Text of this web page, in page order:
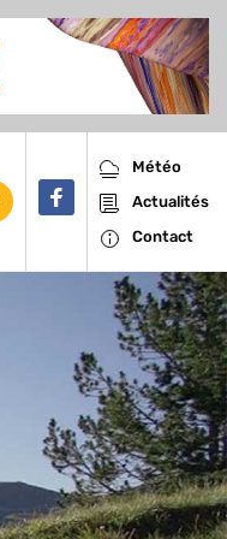
Météo
Actualités
Contact